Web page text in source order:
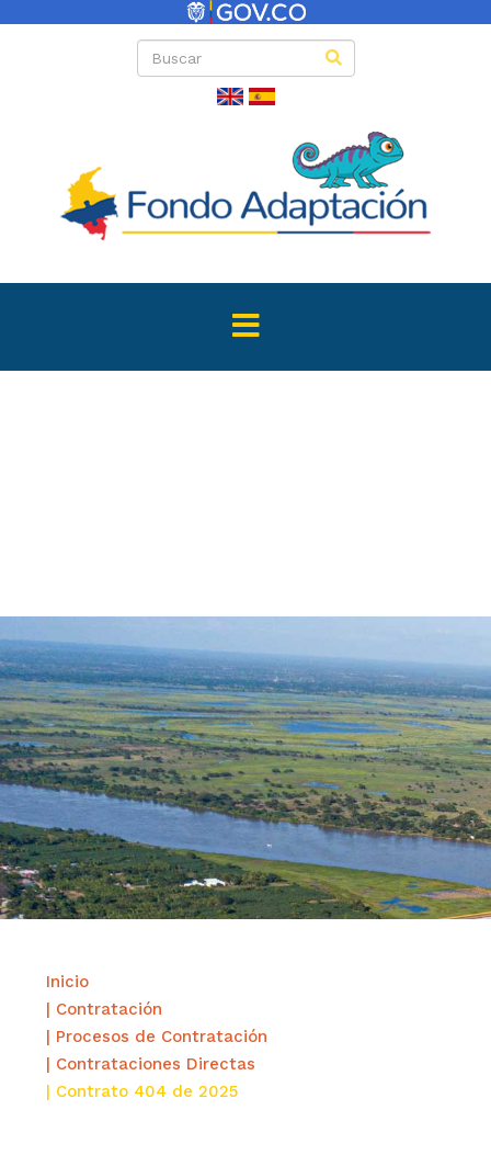
Directas
Inicio
| Contratación
| Procesos de Contratación
| Contrataciones Directas
| Contrato 404 de 2025